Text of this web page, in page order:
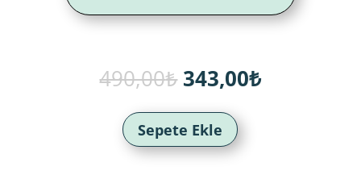
490,00₺ Orijinal
fiyat:
490,00₺.
343,00₺Şu
Sepete Ekle